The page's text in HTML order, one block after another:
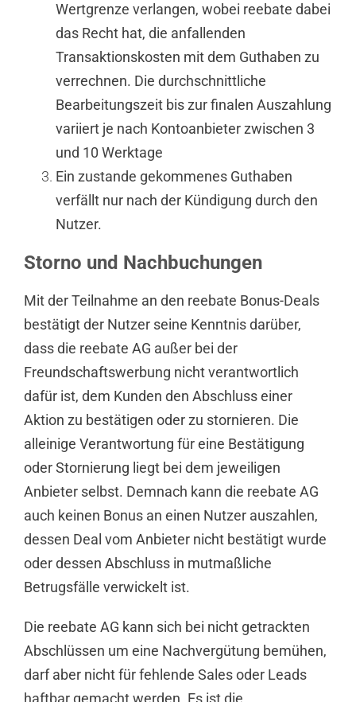
Wertgrenze verlangen, wobei reebate dabei
das Recht hat, die anfallenden
Transaktionskosten mit dem Guthaben zu
verrechnen. Die durchschnittliche
Bearbeitungszeit bis zur finalen Auszahlung
variiert je nach Kontoanbieter zwischen 3
und 10 Werktage
Ein zustande gekommenes Guthaben
verfällt nur nach der Kündigung durch den
Nutzer.
Storno und Nachbuchungen
Mit der Teilnahme an den reebate Bonus-Deals
bestätigt der Nutzer seine Kenntnis darüber,
dass die reebate AG außer bei der
Freundschaftswerbung nicht verantwortlich
dafür ist, dem Kunden den Abschluss einer
Aktion zu bestätigen oder zu stornieren. Die
alleinige Verantwortung für eine Bestätigung
oder Stornierung liegt bei dem jeweiligen
Anbieter selbst. Demnach kann die reebate AG
auch keinen Bonus an einen Nutzer auszahlen,
dessen Deal vom Anbieter nicht bestätigt wurde
oder dessen Abschluss in mutmaßliche
Betrugsfälle verwickelt ist.
Die reebate AG kann sich bei nicht getrackten
Abschlüssen um eine Nachvergütung bemühen,
darf aber nicht für fehlende Sales oder Leads
haftbar gemacht werden. Es ist die